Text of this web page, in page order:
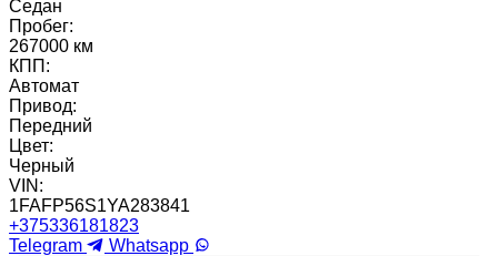
Седан
Пробег:
267000 км
КПП:
Автомат
Привод:
Передний
Цвет:
Черный
VIN:
1FAFP56S1YA283841
+375336181823
Telegram
Whatsapp